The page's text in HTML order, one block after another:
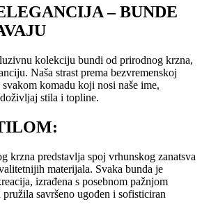
– BUNDE
kolekciju bundi od prirodnog krzna,
Naša strast prema bezvremenskoj
komadu koji nosi naše ime,
stila i topline.
krzna predstavlja spoj vrhunskog zanatsva
materijala. Svaka bunda je
izrađena s posebnom pažnjom
savršeno ugođen i sofisticiran